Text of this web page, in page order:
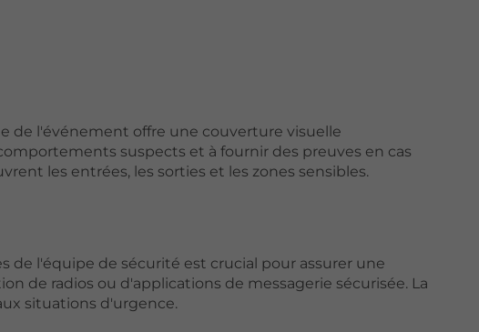
de l'événement offre une couverture visuelle
suspects et à fournir des preuves en cas
les entrées, les sorties et les zones sensibles.
l'équipe de sécurité est crucial pour assurer une
de radios ou d'applications de messagerie sécurisée. La
situations d'urgence.